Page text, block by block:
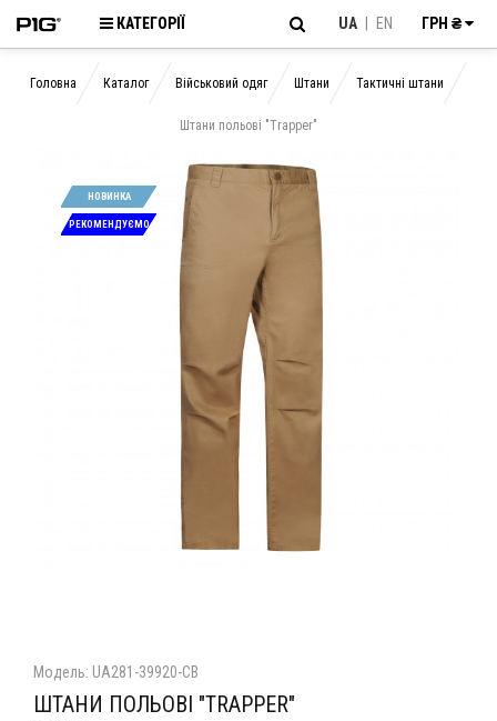
КАТЕГОРІЇ UA EN ГРН ₴
Головна Каталог Військовий одяг Штани Тактичні штани
Штани польові "Trapper"
НОВИНКА
РЕКОМЕНДУЄМО
Модель: UA281-39920-CB
ШТАНИ ПОЛЬОВІ "TRAPPER"